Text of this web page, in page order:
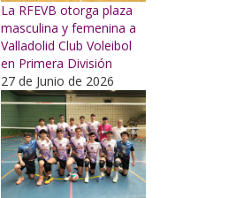
La RFEVB otorga plaza
masculina y femenina a
Valladolid Club Voleibol
en Primera División
27 de Junio de 2026